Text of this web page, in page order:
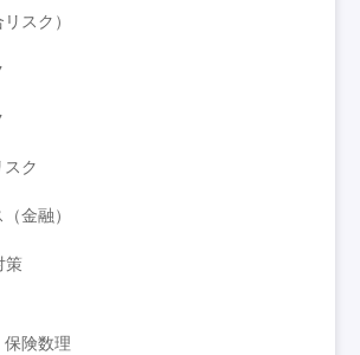
スク）
ク
金融）
策
保険数理